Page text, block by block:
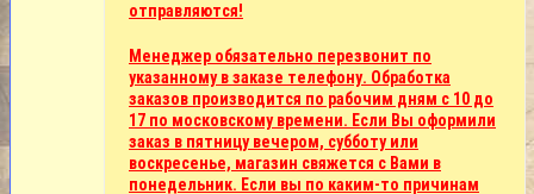
отправляются!
Менеджер обязательно перезвонит по
указанному в заказе телефону. Обработка
заказов производится по рабочим дням с 10 до
17 по московскому времени. Если Вы оформили
заказ в пятницу вечером, субботу или
воскресенье, магазин свяжется с Вами в
понедельник. Если вы по каким-то причинам